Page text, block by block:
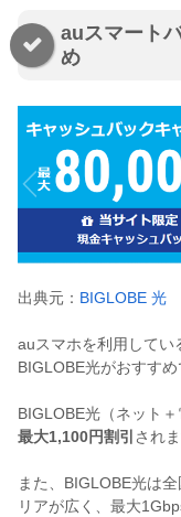
auスマート
め
出典元： BIGLOBE 光
auスマホを利用してい
BIGLOBE光がおすすめ
BIGLOBE光（ネット
最大1,100円割引 されま
また、BIGLOBE光は
リアが広く、最大